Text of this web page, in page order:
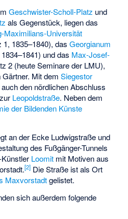
Geschwister-Scholl-Platz und
als Gegenstück, liegen das
Maximilians-Universität
1, 1835–1840), dasGeorgianum
und das Max-Josef-
2 (heute Seminare der LMU),
Gärtner. Mit demSiegestor
den nördlichen Abschluss
Leopoldstraße. Neben dem
der Bildenden Künste
an der Ecke Ludwigstraße und
des Fußgänger-Tunnels
Loomit mit Motiven aus
[2] Die Straße ist als Ort
Maxvorstadtgelistet.
sich außerdem folgende